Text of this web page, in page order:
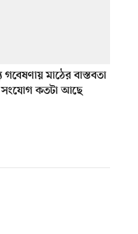
গবেষণায় মাঠের বাস্তবতা
সংযোগ কতটা আছে